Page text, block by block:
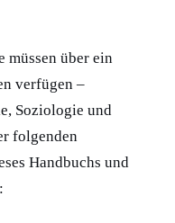
müssen über ein
verfügen –
Soziologie und
folgenden
Handbuchs und